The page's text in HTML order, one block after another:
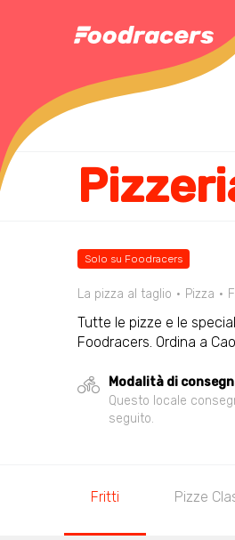
Solo su Foodracers
La pizza al taglio Pizza
Tutte le pizze e le
Foodracers. Ordina a
Modalità di
Questo locale
seguito.
Fritti Pizze